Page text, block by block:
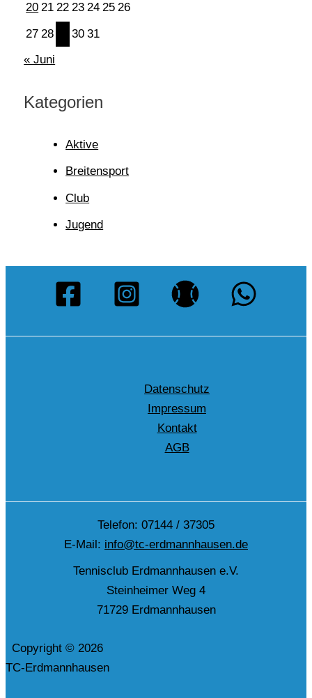
20 21 22 23 24 25 26
27 28 30 31
« Juni
Kategorien
Aktive
Breitensport
Club
Jugend
Datenschutz
Impressum
Kontakt
AGB
Telefon: 07144 / 37305
E-Mail: info@tc-erdmannhausen.de
Tennisclub Erdmannhausen e.V.
Steinheimer Weg 4
71729 Erdmannhausen
Copyright © 2026
TC-Erdmannhausen